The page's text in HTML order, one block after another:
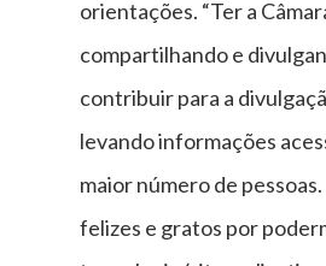
orientações. “Ter a
compartilhando e
contribuir para a
levando informações
maior número de
felizes e gratos por